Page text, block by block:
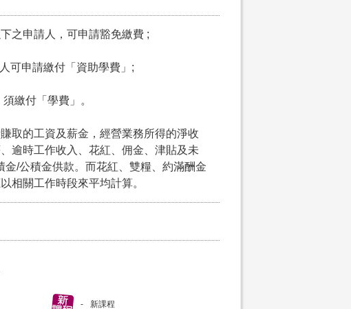
之申請人，可申請豁免繳費 ;
可申請繳付「資助學費」;
繳付「學費」。
取的工資及薪金，經營業務所得的淨收
逾時工作收入、花紅、佣金、津貼及未
/公積金供款。而花紅、雙糧、約滿酬金
相關工作時段來平均計算。
新課程